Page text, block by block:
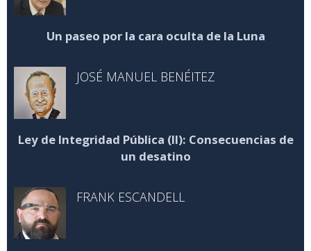
Un paseo por la cara oculta de la Luna
JOSÉ MANUEL BENÉITEZ
Ley de Integridad Pública (II): Consecuencias de
un desatino
FRANK ESCANDELL